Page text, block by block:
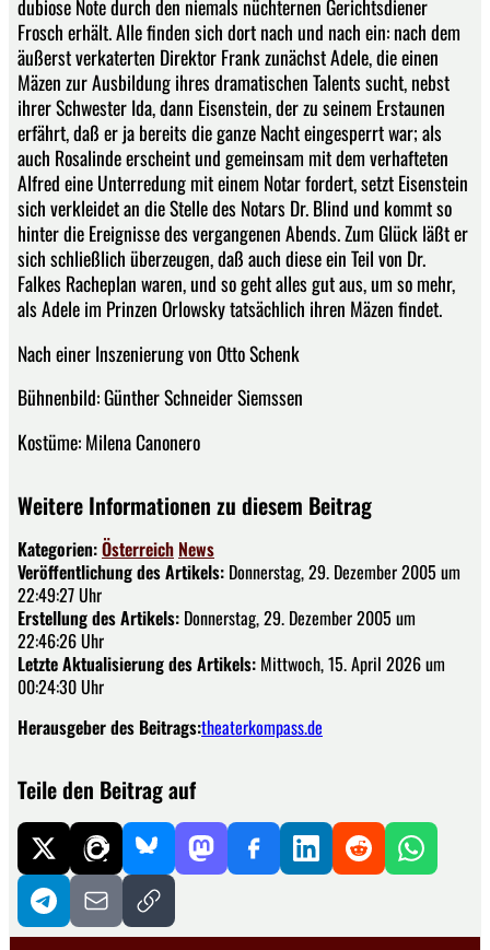
dubiose Note durch den niemals nüchternen Gerichtsdiener
Frosch erhält. Alle finden sich dort nach und nach ein: nach dem
äußerst verkaterten Direktor Frank zunächst Adele, die einen
Mäzen zur Ausbildung ihres dramatischen Talents sucht, nebst
ihrer Schwester Ida, dann Eisenstein, der zu seinem Erstaunen
erfährt, daß er ja bereits die ganze Nacht eingesperrt war; als
auch Rosalinde erscheint und gemeinsam mit dem verhafteten
Alfred eine Unterredung mit einem Notar fordert, setzt Eisenstein
sich verkleidet an die Stelle des Notars Dr. Blind und kommt so
hinter die Ereignisse des vergangenen Abends. Zum Glück läßt er
sich schließlich überzeugen, daß auch diese ein Teil von Dr.
Falkes Racheplan waren, und so geht alles gut aus, um so mehr,
als Adele im Prinzen Orlowsky tatsächlich ihren Mäzen findet.
Nach einer Inszenierung von Otto Schenk
Bühnenbild: Günther Schneider Siemssen
Kostüme: Milena Canonero
Weitere Informationen zu diesem Beitrag
Kategorien:Österreich News
Veröffentlichung des Artikels: Donnerstag, 29. Dezember 2005 um
22:49:27 Uhr
Erstellung des Artikels: Donnerstag, 29. Dezember 2005 um
22:46:26 Uhr
Letzte Aktualisierung des Artikels: Mittwoch, 15. April 2026 um
00:24:30 Uhr
Herausgeber des Beitrags:theaterkompass.de
Teile den Beitrag auf